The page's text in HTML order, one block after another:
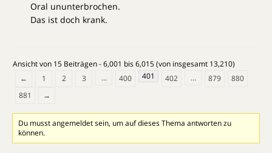
Oral ununterbrochen.
Das ist doch krank.
Ansicht von 15 Beiträgen - 6,001 bis 6,015 (von insgesamt 13,210)
←
1 2 3 … 400 401 402 … 879
880
881
→
Du musst angemeldet sein, um auf dieses Thema antworten zu
können.